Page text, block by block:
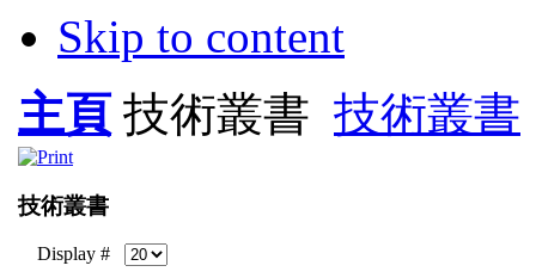
Skip to content
主頁 技術叢書 技術叢書
技術叢書
Display #